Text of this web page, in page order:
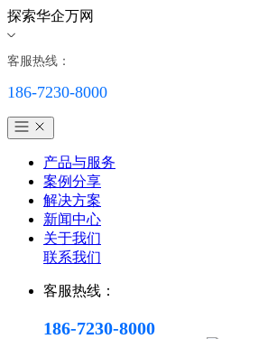
探索华企万网
客服热线：
186-7230-8000
产品与服务
案例分享
解决方案
新闻中心
关于我们
联系我们
客服热线：
186-7230-8000